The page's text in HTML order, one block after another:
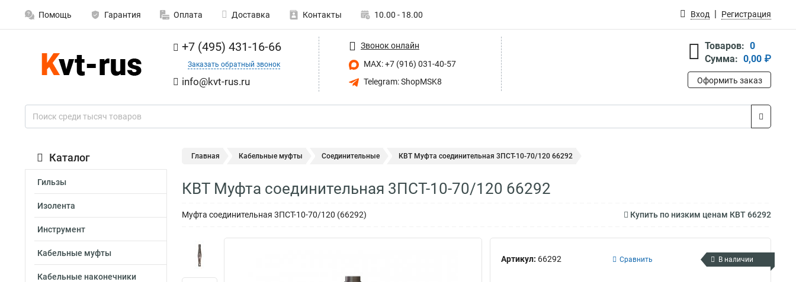
Помощь Гарантия Оплата Доставка Контакты 10.00 - 18.00 Вход Регистрация
+7 (495) 431-16-66
Заказать обратный звонок
info@kvt-rus.ru
Звонок онлайн
MAX: +7 (916) 031-40-57
Telegram: ShopMSK8
Товаров: 0
Сумма: 0,00 ₽
Оформить заказ
Каталог
Гильзы
Изолента
Инструмент
Кабельные муфты
Кабельные наконечники
Главная Кабельные муфты Соединительные КВТ Муфта соединительная 3ПСТ-10-70/120 66292
КВТ Муфта соединительная 3ПСТ-10-70/120 66292
Муфта соединительная 3ПСТ-10-70/120 (66292) Купить по низким ценам КВТ 66292
Артикул: 66292 Сравнить В наличии